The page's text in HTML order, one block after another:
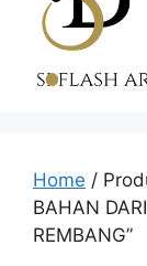
Home /
BAHAN
REMBANG”